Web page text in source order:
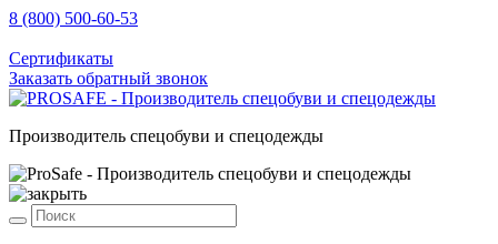
8 (800) 500-60-53
Сертификаты
Заказать обратный звонок
Производитель спецобуви и спецодежды